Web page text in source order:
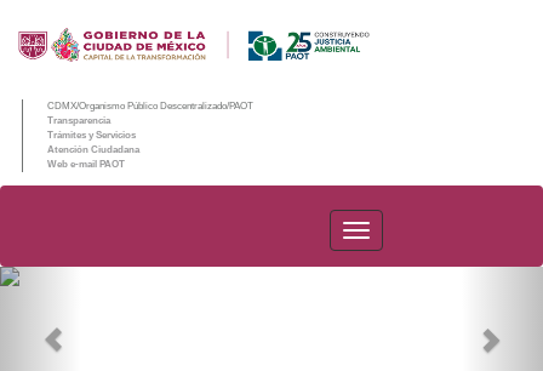
CDMX/Organismo Público Descentralizado/PAOT
Transparencia
Trámites y Servicios
Atención Ciudadana
Web e-mail PAOT
PAOT